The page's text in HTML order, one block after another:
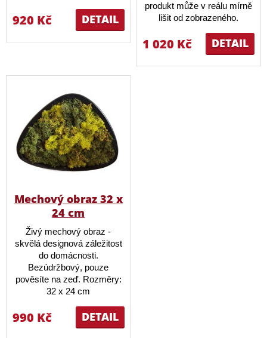
DETAIL
920 Kč
produkt může v reálu mírně
lišit od zobrazeného.
DETAIL
1 020 Kč
Mechový obraz 32 x
24 cm
Živý mechový obraz -
skvělá designová záležitost
do domácnosti.
Bezúdržbový, pouze
pověsíte na zeď. Rozměry:
32 x 24 cm
DETAIL
990 Kč